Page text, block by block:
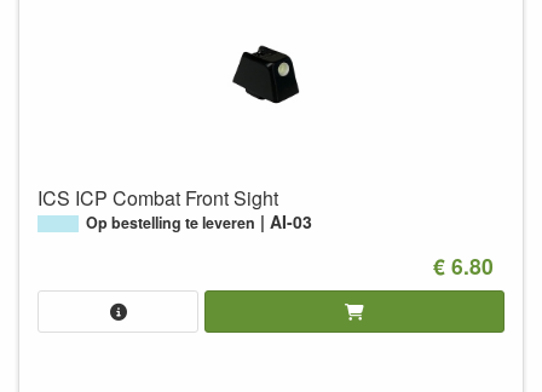
ICS ICP Combat Front Sight
Op bestelling te leveren AI-03
€ 6.80